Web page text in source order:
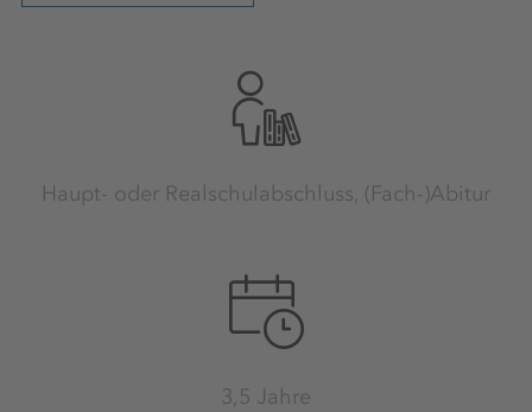
Haupt- oder Realschulabschluss, (Fach-)Abitur
3,5 Jahre